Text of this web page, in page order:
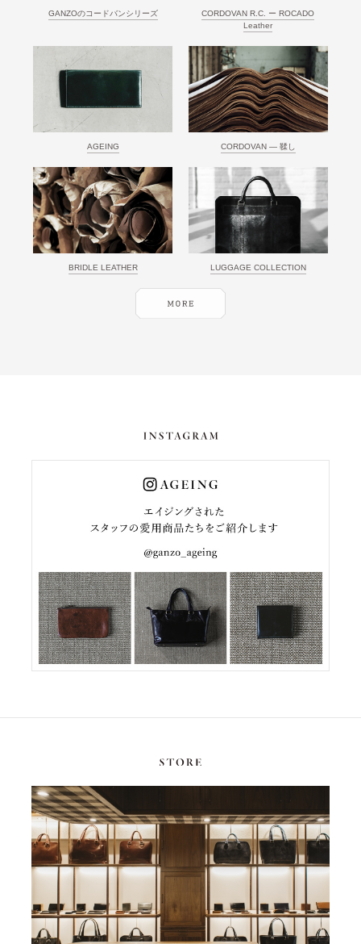
GANZOのコードバンシリーズ
CORDOVAN R.C. ー ROCADO
Leather
AGEING CORDOVAN ― 鞣し
BRIDLE LEATHER LUGGAGE COLLECTION